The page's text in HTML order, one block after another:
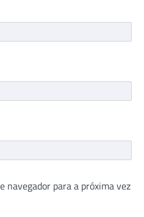
navegador para a próxima vez